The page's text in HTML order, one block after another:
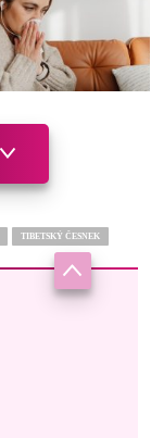
TIBETSKÝ ČESNEK